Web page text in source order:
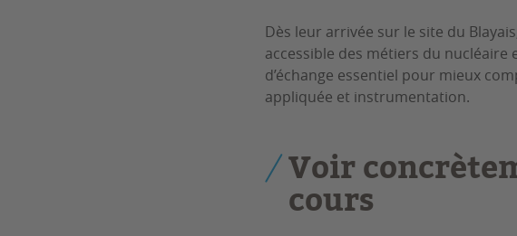
Dès leur arrivée sur le site du
accessible des métiers du nucléaire
d’échange essentiel pour mieux
appliquée et instrumentation.
Voir
cours